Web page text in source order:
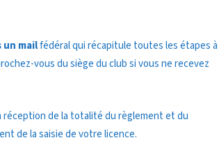
un mailfédéral qui récapitule toutes les étapes à
vous du siège du club si vous ne recevez
réception de la totalité du règlement et du
de la saisie de votre licence.